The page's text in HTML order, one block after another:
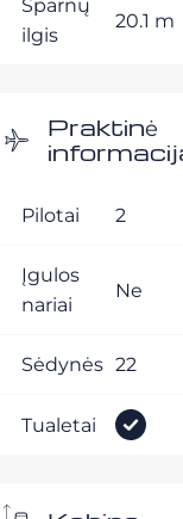
Sparnų
ilgis
20.1 m
Praktinė
Pilotai 2
Įgulos
nariai
Ne
Sėdynės 22
Tualetai